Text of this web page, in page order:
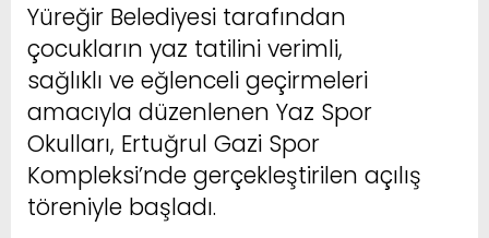
Yüreğir Belediyesi tarafından
çocukların yaz tatilini verimli,
sağlıklı ve eğlenceli geçirmeleri
amacıyla düzenlenen Yaz Spor
Okulları, Ertuğrul Gazi Spor
Kompleksi’nde gerçekleştirilen açılış
töreniyle başladı.